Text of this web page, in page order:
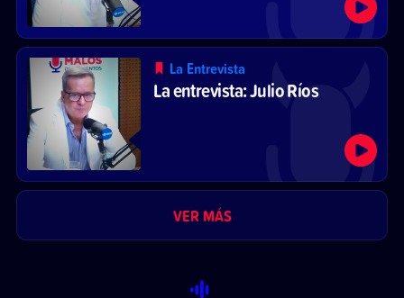
La Entrevista
La entrevista: Julio Ríos
VER MÁS